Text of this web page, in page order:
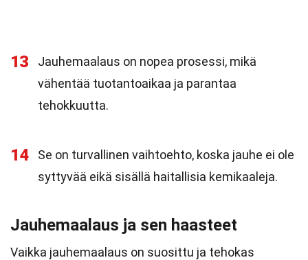
13
Jauhemaalaus on nopea prosessi, mikä
vähentää tuotantoaikaa ja parantaa
tehokkuutta.
14
Se on turvallinen vaihtoehto, koska jauhe ei ole
syttyvää eikä sisällä haitallisia kemikaaleja.
Jauhemaalaus ja sen haasteet
Vaikka jauhemaalaus on suosittu ja tehokas